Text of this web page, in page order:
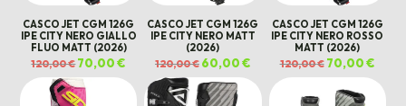
CASCO JET CGM 126G
IPE CITY NERO GIALLO
FLUO MATT (2026)
120,00€Il
prezzo
originale
era:
120,00 €.
70,00€
prezzo
attuale
è:
70,00 €.
CASCO JET CGM 126G
IPE CITY NERO MATT
(2026)
120,00€ Il
prezzo
originale
era:
120,00 €.
60,00€Il
prezzo
attuale
è:
60,00 €.
CASCO JET CGM 126G
IPE CITY NERO ROSSO
MATT (2026)
120,00€ Il
prezzo
originale
era:
120,00 €.
70,00€Il
è: